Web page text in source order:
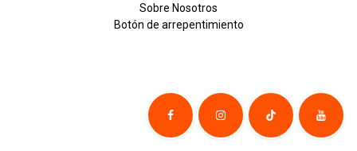
Sobre Nosotros
Botón de ​arrepentim​​​iento